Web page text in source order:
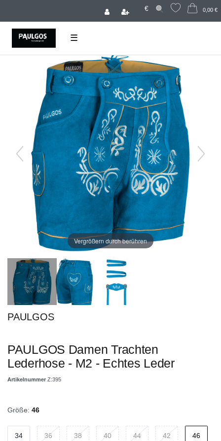
€ 0,00 €
☰
Vergrößern durch berühren
PAULGOS
PAULGOS Damen Trachten
Lederhose - M2 - Echtes Leder
Artikelnummer Z:395
Größe: 46
34 36 38 40 44 42 46